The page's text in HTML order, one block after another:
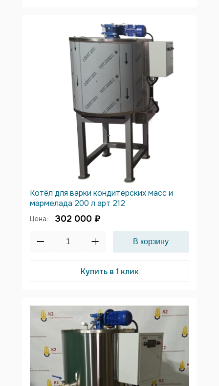
Котёл для варки кондитерских масс и
мармелада 200 л арт 212
Цена: 302 000 ₽
Купить в 1 клик